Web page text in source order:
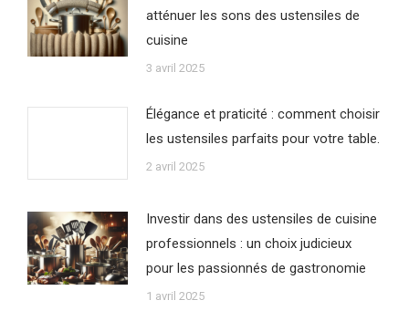
atténuer les sons des ustensiles de
cuisine
3 avril 2025
Élégance et praticité : comment choisir
les ustensiles parfaits pour votre table.
2 avril 2025
Investir dans des ustensiles de cuisine
professionnels : un choix judicieux
pour les passionnés de gastronomie
1 avril 2025